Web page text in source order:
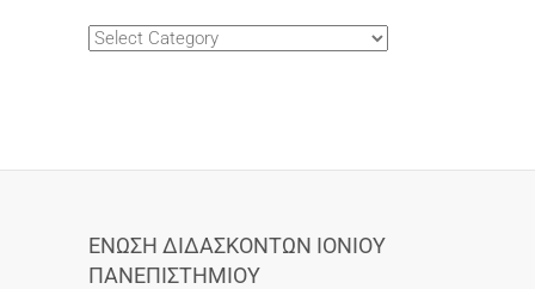
Κατηγορίες
ΕΝΩΣΗ ΔΙΔΑΣΚΟΝΤΩΝ ΙΟΝΙΟΥ
ΠΑΝΕΠΙΣΤΗΜΙΟΥ